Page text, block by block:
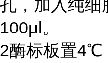
孔，加入纯细
100μl。
2酶标板置4℃